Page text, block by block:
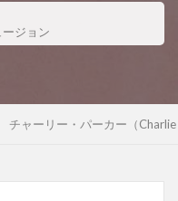
ジョン
チャーリー・パーカー（